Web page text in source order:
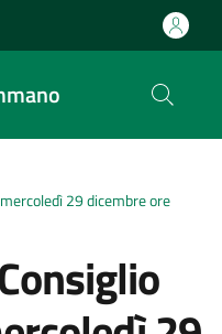
29 dicembre ore